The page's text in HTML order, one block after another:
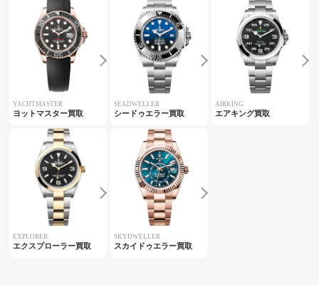
YACHTMASTER
ヨットマスター買取
SEADWELLER
シードゥエラー買取
AIRKING
エアキング買取
EXPLORER
エクスプローラー買取
SKYDWELLER
スカイドゥエラー買取